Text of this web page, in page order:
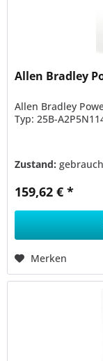
Allen Bradley
Allen Bradley
Typ: 25B-
Zustand:
159,62 € *
Merken